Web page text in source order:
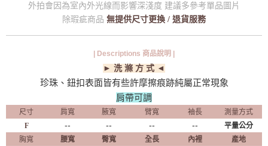
外拍會因為室內外光線而影響深淺度 建議多參考單品圖片
除瑕疵商品 無提供尺寸更換 / 退貨服務
| Descriptions 商品說明 |
► 洗 滌 方 式 ◄
珍珠、鈕扣表面皆有些許摩擦痕跡純屬正常現象
肩帶可調
尺寸 肩寬 腋寬 臂寬 袖長
測量方式
F
-- -- -- --
平量公分
胸寬
腰寬 臀寬 全長 內裡 產地